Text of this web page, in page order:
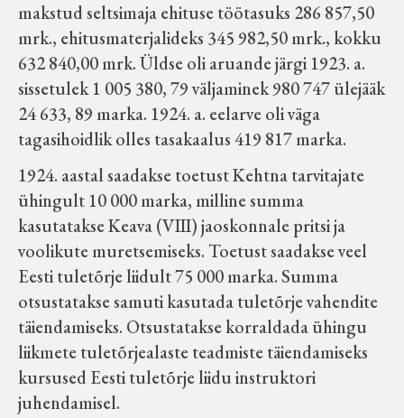
makstud seltsimaja ehituse töötasuks 286 857,50
mrk., ehitusmaterjalideks 345 982,50 mrk., kokku
632 840,00 mrk. Üldse oli aruande järgi 1923. a.
sissetulek 1 005 380, 79 väljaminek 980 747 ülejääk
24 633, 89 marka. 1924. a. eelarve oli väga
tagasihoidlik olles tasakaalus 419 817 marka.
1924. aastal saadakse toetust Kehtna tarvitajate
ühingult 10 000 marka, milline summa
kasutatakse Keava (VIII) jaoskonnale pritsi ja
voolikute muretsemiseks. Toetust saadakse veel
Eesti tuletõrje liidult 75 000 marka. Summa
otsustatakse samuti kasutada tuletõrje vahendite
täiendamiseks. Otsustatakse korraldada ühingu
liikmete tuletõrjealaste teadmiste täiendamiseks
kursused Eesti tuletõrje liidu instruktori
juhendamisel.